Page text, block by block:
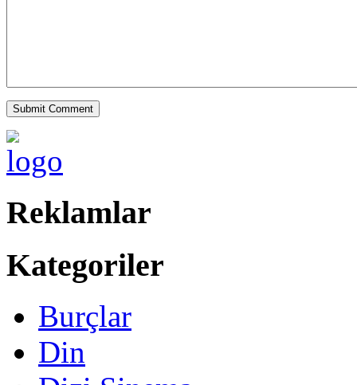
Reklamlar
Kategoriler
Burçlar
Din